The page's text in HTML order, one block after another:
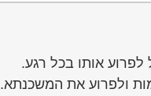
ולפרוע את המשכנתא.